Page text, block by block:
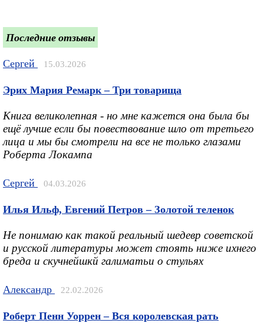
Последние отзывы
Сергей 15.03.2026
Эрих Мария Ремарк – Три товарища
Книга великолепная - но мне кажется она была бы
ещё лучше если бы повествование шло от третьего
лица и мы бы смотрели на все не только глазами
Роберта Локампа
Сергей 04.03.2026
Илья Ильф, Евгений Петров – Золотой теленок
Не понимаю как такой реальный шедевр советской
и русской литературы может стоять ниже ихнего
бреда и скучнейшкй галиматьи о стульях
Александр 22.02.2026
Роберт Пенн Уоррен – Вся королевская рать